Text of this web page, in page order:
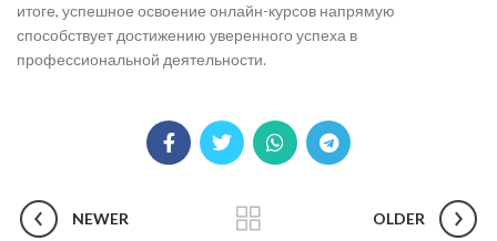
итоге, успешное освоение онлайн-курсов напрямую
способствует достижению уверенного успеха в
профессиональной деятельности.
NEWER OLDER